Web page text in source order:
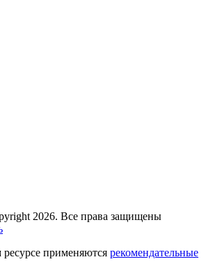
2026. Все права защищены
применяются рекомендательные